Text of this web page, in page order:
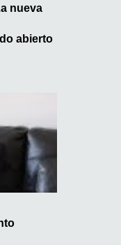
nueva
abierto